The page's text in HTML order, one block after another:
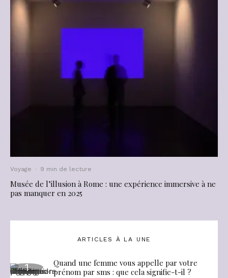
Voyage · 9 min de lecture
Musée de l’illusion à Rome : une expérience immersive à ne
pas manquer en 2025
ARTICLES À LA UNE
Quand une femme vous appelle par votre
prénom par sms : que cela signifie-t-il ?